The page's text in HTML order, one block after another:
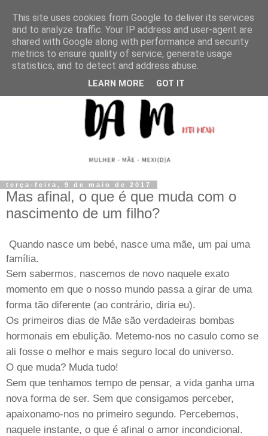
terça-feira, 9 de maio de 2017
Mas afinal, o que é que muda com o
nascimento de um filho?
Quando nasce um bebé, nasce uma mãe, um pai uma
família.
Sem sabermos, nascemos de novo naquele exato
momento em que o nosso mundo passa a girar de uma
forma tão diferente (ao contrário, diria eu).
Os primeiros dias de Mãe são verdadeiras bombas
hormonais em ebulição. Metemo-nos no casulo como se
ali fosse o melhor e mais seguro local do universo.
O que muda? Muda tudo!
Sem que tenhamos tempo de pensar, a vida ganha uma
nova forma de ser. Sem que consigamos perceber,
apaixonamo-nos no primeiro segundo. Percebemos,
naquele instante, o que é afinal o amor incondicional.
This site uses cookies from Google to deliver its services
and to analyze traffic. Your IP address and user-agent are
shared with Google along with performance and security
metrics to ensure quality of service, generate usage
statistics, and to detect and address abuse.
LEARN MORE GOT IT